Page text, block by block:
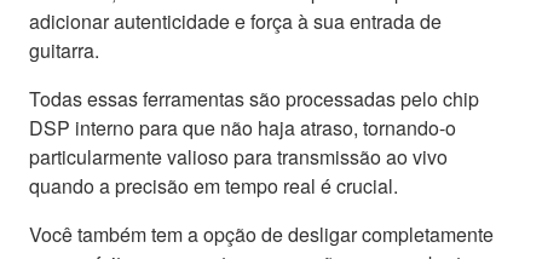
adicionar autenticidade e força à sua entrada de
guitarra.
Todas essas ferramentas são processadas pelo chip
DSP interno para que não haja atraso, tornando-o
particularmente valioso para transmissão ao vivo
quando a precisão em tempo real é crucial.
Você também tem a opção de desligar completamente